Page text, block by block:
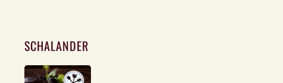
SCHALANDER